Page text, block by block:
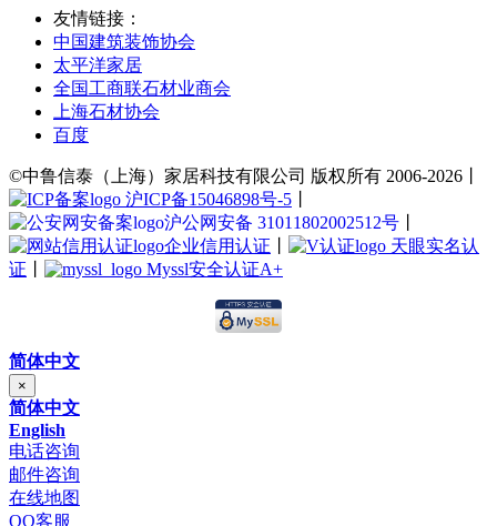
友情链接：
中国建筑装饰协会
太平洋家居
全国工商联石材业商会
上海石材协会
百度
©中鲁信泰（上海）家居科技有限公司 版权所有 2006-2026丨
沪ICP备15046898号-5
沪公网安备 31011802002512号
企业信用认证
天眼实名认
证
Myssl安全认证A+
简体中文
×
简体中文
English
电话咨询
邮件咨询
在线地图
QQ客服